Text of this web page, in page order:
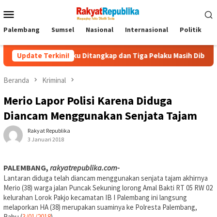
Mobile
Palembang Sumsel Nasional Internasional Politik
Update Terkini!
Ditangkap dan Tiga Pelaku Masih Diburu
Beranda Kriminal
Merio Lapor Polisi Karena Diduga
Diancam Menggunakan Senjata Tajam
Rakyat Republika
3 Januari 2018
PALEMBANG, rakyatrepublika.com-
Lantaran diduga telah diancam menggunakan senjata tajam akhirnya
Merio (38) warga jalan Puncak Sekuning lorong Amal Bakti RT 05 RW 02
kelurahan Lorok Pakjo kecamatan IB I Palembang ini langsung
melaporkan HA (38) merupakan suaminya ke Polresta Palembang,